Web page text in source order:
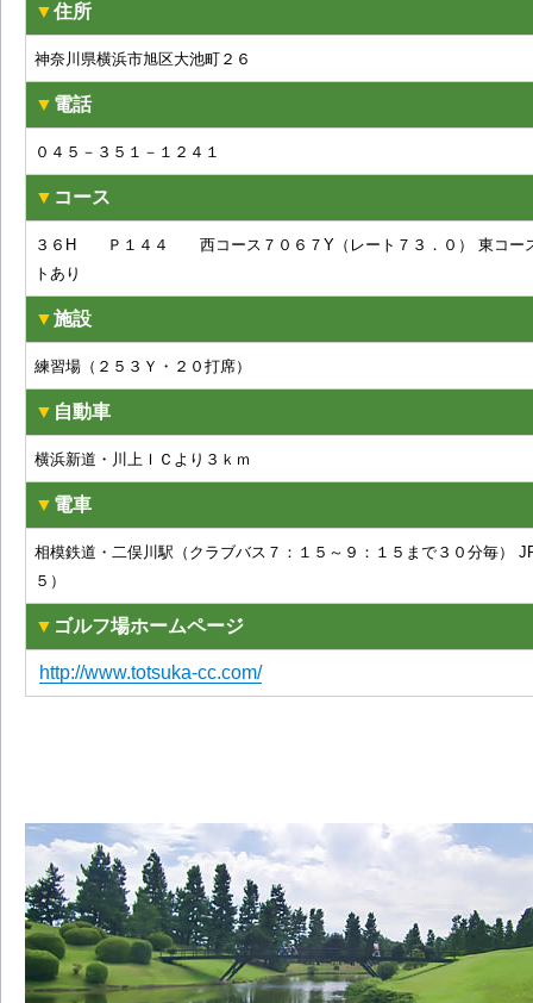
▼住所
神奈川県横浜市旭区大池町２６
▼ 電話
０４５－３５１－１２４１
▼ コース
３６H Ｐ１４４ 西コース７０６７Y（レート７３．０） 東コー
トあり
▼施設
練習場（２５３Ｙ・２０打席）
▼ 自動車
横浜新道・川上ＩＣより３ｋｍ
▼ 電車
相模鉄道・二俣川駅（クラブバス７：１５～９：１５まで３０分毎）
５）
▼ ゴルフ場ホームページ
http://www.totsuka-cc.com/